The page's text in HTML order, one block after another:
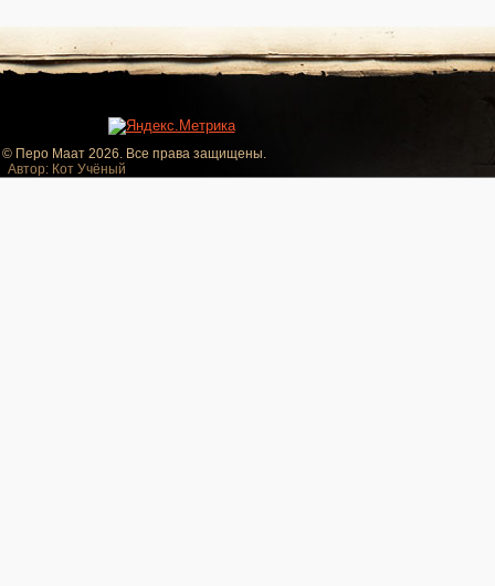
© Перо Маат 2026. Все права защищены.
Автор: Кот Учёный